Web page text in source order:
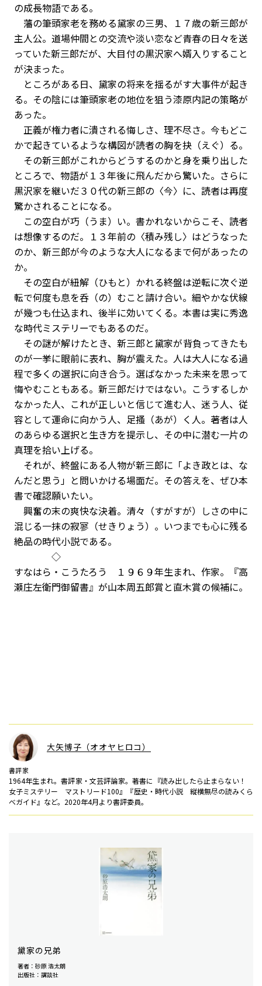
の成長物語である。
藩の筆頭家老を務める黛家の三男、１７歳の新三郎が
主人公。道場仲間との交流や淡い恋など青春の日々を送
っていた新三郎だが、大目付の黒沢家へ婿入りすること
が決まった。
ところがある日、黛家の将来を揺るがす大事件が起き
る。その陰には筆頭家老の地位を狙う漆原内記の策略が
あった――。
正義が権力者に潰される悔しさ、理不尽さ。今もどこ
かで起きているような構図が読者の胸を抉（えぐ）る。
その新三郎がこれからどうするのかと身を乗り出した
ところで、物語が１３年後に飛んだから驚いた。さらに
黒沢家を継いだ３０代の新三郎の〈今〉に、読者は再度
驚かされることになる。
この空白が巧（うま）い。書かれないからこそ、読者
は想像するのだ。１３年前の〈積み残し〉はどうなった
のか、新三郎が今のような大人になるまで何があったの
か。
その空白が紐解（ひもと）かれる終盤は逆転に次ぐ逆
転で何度も息を呑（の）むこと請け合い。細やかな伏線
が幾つも仕込まれ、後半に効いてくる。本書は実に秀逸
な時代ミステリーでもあるのだ。
その謎が解けたとき、新三郎と黛家が背負ってきたも
のが一挙に眼前に表れ、胸が震えた。人は大人になる過
程で多くの選択に向き合う。選ばなかった未来を思って
悔やむこともある。新三郎だけではない。こうするしか
なかった人、これが正しいと信じて進む人、迷う人、従
容として運命に向かう人、足搔（あが）く人。著者は人
のあらゆる選択と生き方を提示し、その中に潜む一片の
真理を拾い上げる。
それが、終盤にある人物が新三郎に「よき政とは、な
んだと思う」と問いかける場面だ。その答えを、ぜひ本
書で確認願いたい。
興奮の末の爽快な決着。清々（すがすが）しさの中に
混じる一抹の寂寥（せきりょう）。いつまでも心に残る
絶品の時代小説である。
◇
すなはら・こうたろう １９６９年生まれ、作家。『高
瀬庄左衛門御留書』が山本周五郎賞と直木賞の候補に。
大矢博子（オオヤヒロコ）
書評家
1964年生まれ。書評家・文芸評論家。著書に『読み出したら止まらない！
女子ミステリー マストリード100』『歴史・時代小説 縦横無尽の読みくら
べガイド』など。2020年4月より書評委員。
黛家の兄弟
著者：砂原 浩太朗
出版社：講談社